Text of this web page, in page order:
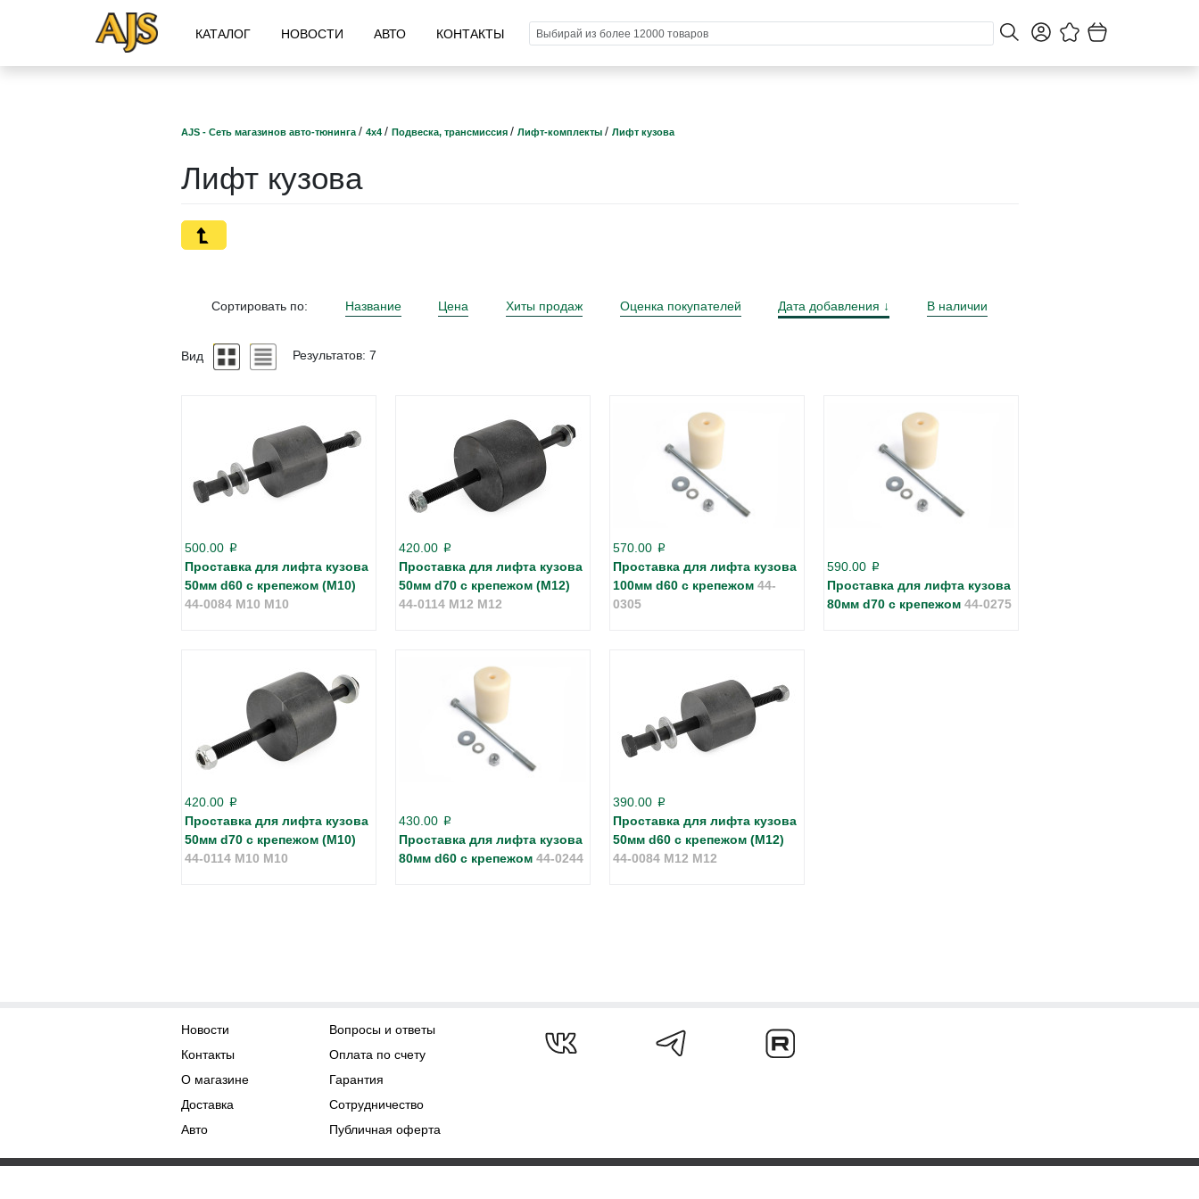
КАТАЛОГ НОВОСТИ АВТО КОНТАКТЫ
AJS - Сеть магазинов авто-тюнинга / 4х4 / Подвеска, трансмиссия / Лифт-комплекты / Лифт кузова
Лифт кузова
Сортировать по: Название Цена Хиты продаж Оценка покупателей Дата добавления В наличии
Вид Результатов: 7
500.00 p
Проставка для лифта кузова
50мм d60 с крепежом (М10)
44-0084 M10 М10
420.00 p
Проставка для лифта кузова
50мм d70 с крепежом (М12)
44-0114 M12 М12
570.00 p
Проставка для лифта кузова
100мм d60 с крепежом 44-
0305
590.00 p
Проставка для лифта кузова
80мм d70 с крепежом 44-0275
420.00 p
Проставка для лифта кузова
50мм d70 с крепежом (М10)
44-0114 M10 М10
430.00 p
Проставка для лифта кузова
80мм d60 с крепежом 44-0244
390.00 p
Проставка для лифта кузова
50мм d60 с крепежом (М12)
44-0084 M12 М12
Новости
Контакты
О магазине
Доставка
Авто
Вопросы и ответы
Оплата по счету
Гарантия
Сотрудничество
Публичная оферта